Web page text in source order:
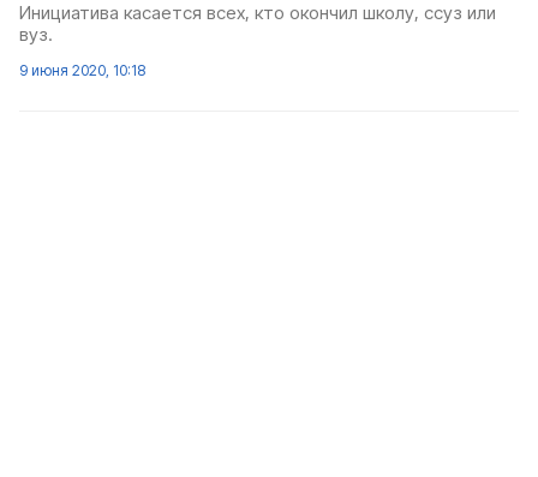
Инициатива касается всех, кто окончил школу, ссуз или
вуз.
9 июня 2020, 10:18